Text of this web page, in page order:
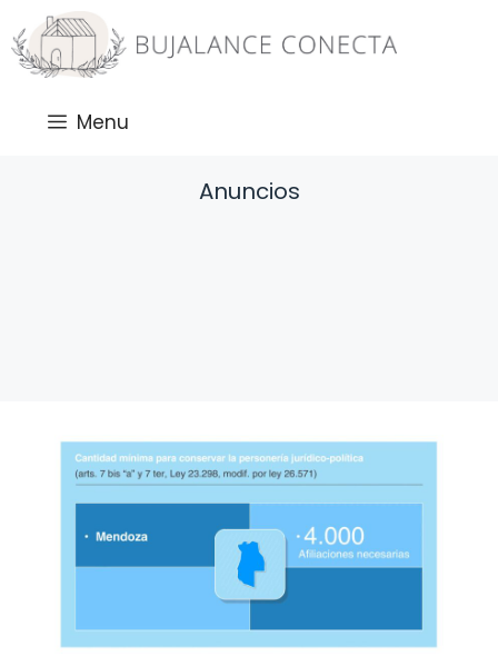
Saltar
al
contenido
Menu
Anuncios